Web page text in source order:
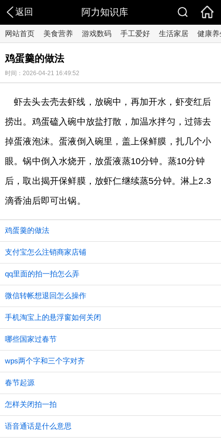
返回 阿力知识库
网站首页 美食营养 游戏数码 手工爱好 生活家居 健康养
鸡蛋羹的做法
时间：2026-04-21 16:49:52
虾去头去壳去虾线，放碗中，再加开水，虾变红后
捞出。鸡蛋磕入碗中放盐打散，加温水拌匀，过筛去
掉蛋液泡沫。蛋液倒入碗里，盖上保鲜膜，扎几个小
眼。锅中倒入水烧开，放蛋液蒸10分钟。蒸10分钟
后，取出揭开保鲜膜，放虾仁继续蒸5分钟。淋上2.3
滴香油后即可出锅。
鸡蛋羹的做法
支付宝怎么注销商家店铺
qq里面的拍一拍怎么弄
微信转帐想退回怎么操作
手机淘宝上的悬浮窗如何关闭
哪些国家过春节
wps两个字和三个字对齐
春节起源
怎样关闭拍一拍
语音通话是什么意思